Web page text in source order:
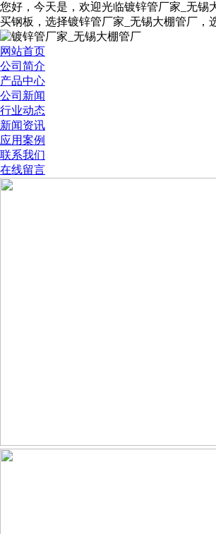
您好，今天是 ，欢迎光临镀锌管厂家_无锡
买钢板，选择镀锌管厂家_无锡大棚管厂，
网站首页
公司简介
产品中心
公司新闻
行业动态
新闻资讯
应用案例
联系我们
在线留言